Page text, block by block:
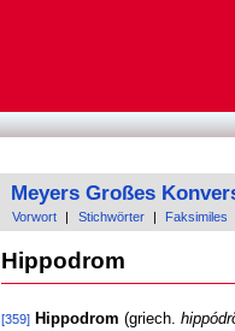
Meyers Großes
Vorwort Stichwörter Faksimiles
Hippodrom
[359] Hippodrom (griech.